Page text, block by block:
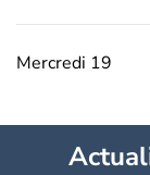
Mercredi 19